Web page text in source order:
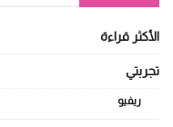
الأكثر قراءة
تجربتي
ريفيو